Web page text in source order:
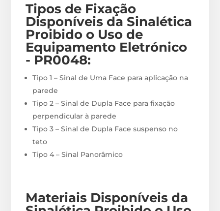
Tipos de Fixação
Disponíveis da Sinalética
Proibido o Uso de
Equipamento Eletrónico
- PR0048:
Tipo 1 – Sinal de Uma Face para aplicação na
parede
Tipo 2 – Sinal de Dupla Face para fixação
perpendicular à parede
Tipo 3 – Sinal de Dupla Face suspenso no
teto
Tipo 4 – Sinal Panorâmico
Materiais Disponíveis da